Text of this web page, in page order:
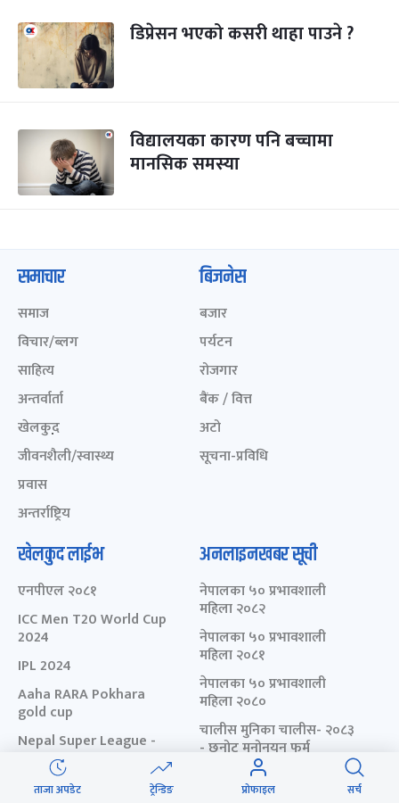
डिप्रेसन भएको कसरी थाहा पाउने ?
विद्यालयका कारण पनि बच्चामा
मानसिक समस्या
ताजा अपडेट ट्रेन्डिङ प्रोफाइल सर्च
समाचार
समाज
विचार/ब्लग
साहित्य
अन्तर्वार्ता
खेलकुद़़
जीवनशैली/स्वास्थ्य
प्रवास
अन्तर्राष्ट्रिय
बिजनेस
बजार
पर्यटन
रोजगार
बैंक / वित्त
अटो
सूचना-प्रविधि
खेलकुद लाईभ
एनपीएल २०८१
ICC Men T20 World Cup
2024
IPL 2024
Aaha RARA Pokhara
gold cup
Nepal Super League -
2080
अनलाइनखबर सूची
नेपालका ५० प्रभावशाली
महिला २०८२
नेपालका ५० प्रभावशाली
महिला २०८१
नेपालका ५० प्रभावशाली
महिला २०८०
चालीस मुनिका चालीस- २०८३
- छनोट मनोनयन फर्म
चालीस मुनिका चालीस- २०८२